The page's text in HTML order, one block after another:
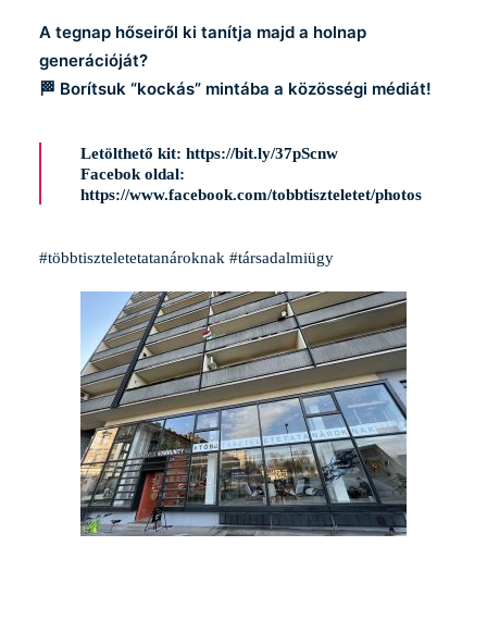
A tegnap hőseiről ki tanítja majd a holnap
generációját?
🏁 Borítsuk “kockás” mintába a közösségi médiát!
Letölthető kit: https://bit.ly/37pScnw
Facebok oldal:
https://www.facebook.com/tobbtiszteletet/photos
#többtiszteletetatanároknak #társadalmiügy